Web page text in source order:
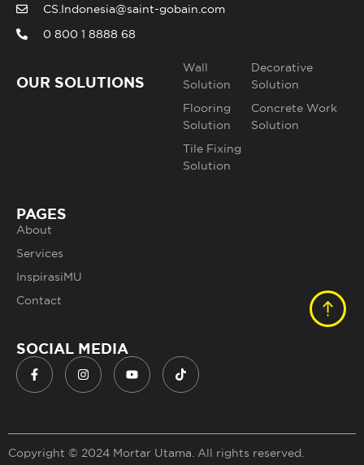
CS.Indonesia@saint-gobain.com
0 800 1 8888 68
OUR SOLUTIONS
Wall
Solution
Flooring
Solution
Tile Fixing
Solution
Decorative
Solution
Concrete Work
Solution
PAGES
About
Services
InspirasiMU
Contact
SOCIAL MEDIA
Copyright © 2024 Mortar Utama. All rights reserved.